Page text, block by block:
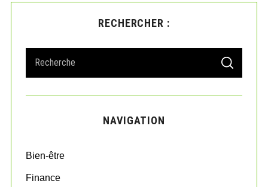
RECHERCHER :
a
r
o
:
S
A
C
NAVIGATION
Bien-être
Finance